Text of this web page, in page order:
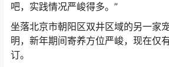
吧，实践情况严峻得多。”
坐落北京市朝阳区双井区域的另一家
明，新年期间寄养方位严峻，现在仅
订。